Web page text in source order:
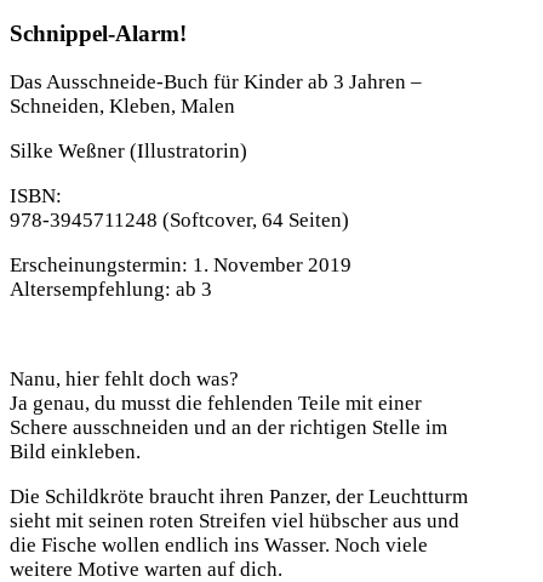
Schnippel-Alarm!
Das Ausschneide-Buch für Kinder ab 3 Jahren –
Schneiden, Kleben, Malen
Silke Weßner (Illustratorin)
ISBN:
978-3945711248 (Softcover, 64 Seiten)
Erscheinungstermin: 1. November 2019
Altersempfehlung: ab 3
Nanu, hier fehlt doch was?
Ja genau, du musst die fehlenden Teile mit einer
Schere ausschneiden und an der richtigen Stelle im
Bild einkleben.
Die Schildkröte braucht ihren Panzer, der Leuchtturm
sieht mit seinen roten Streifen viel hübscher aus und
die Fische wollen endlich ins Wasser. Noch viele
weitere Motive warten auf dich.